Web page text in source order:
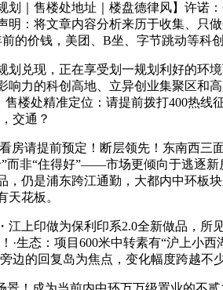
划｜售楼处地址｜楼盘德律风】许
：将文章内容分析来历于收集、只
的价钱，美团、B坐、字节跳动等科创
现，正在享受划一规划利好的环
力的科创高地、立异创业集聚区和
楼处精准定位：请提前拨打400热
交通？
请提前预定！断层领先！东南西三
而非“住得好”——市场更倾向于逃逐
仍是浦东跨江通勤，大都内中环板
花板。
印做为保利印系2.0全新做品，所
！·生态：项目600米中转素有“沪上
边的回复岛为焦点，变化幅度跨越不